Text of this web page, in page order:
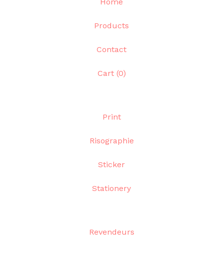
Products
Contact
Cart (0)
Print
Risographie
Sticker
Stationery
Revendeurs